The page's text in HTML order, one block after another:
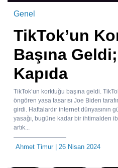
Genel
TikTok’un
Başına
Kapıda
TikTok’un korktuğu başına geldi.
öngören yasa tasarısı Joe Biden
girdi. Haftalardır internet dünyasının
yasağı, bugüne kadar bir ihtimalden
artık...
Ahmet Timur| 26 Nisan 2024